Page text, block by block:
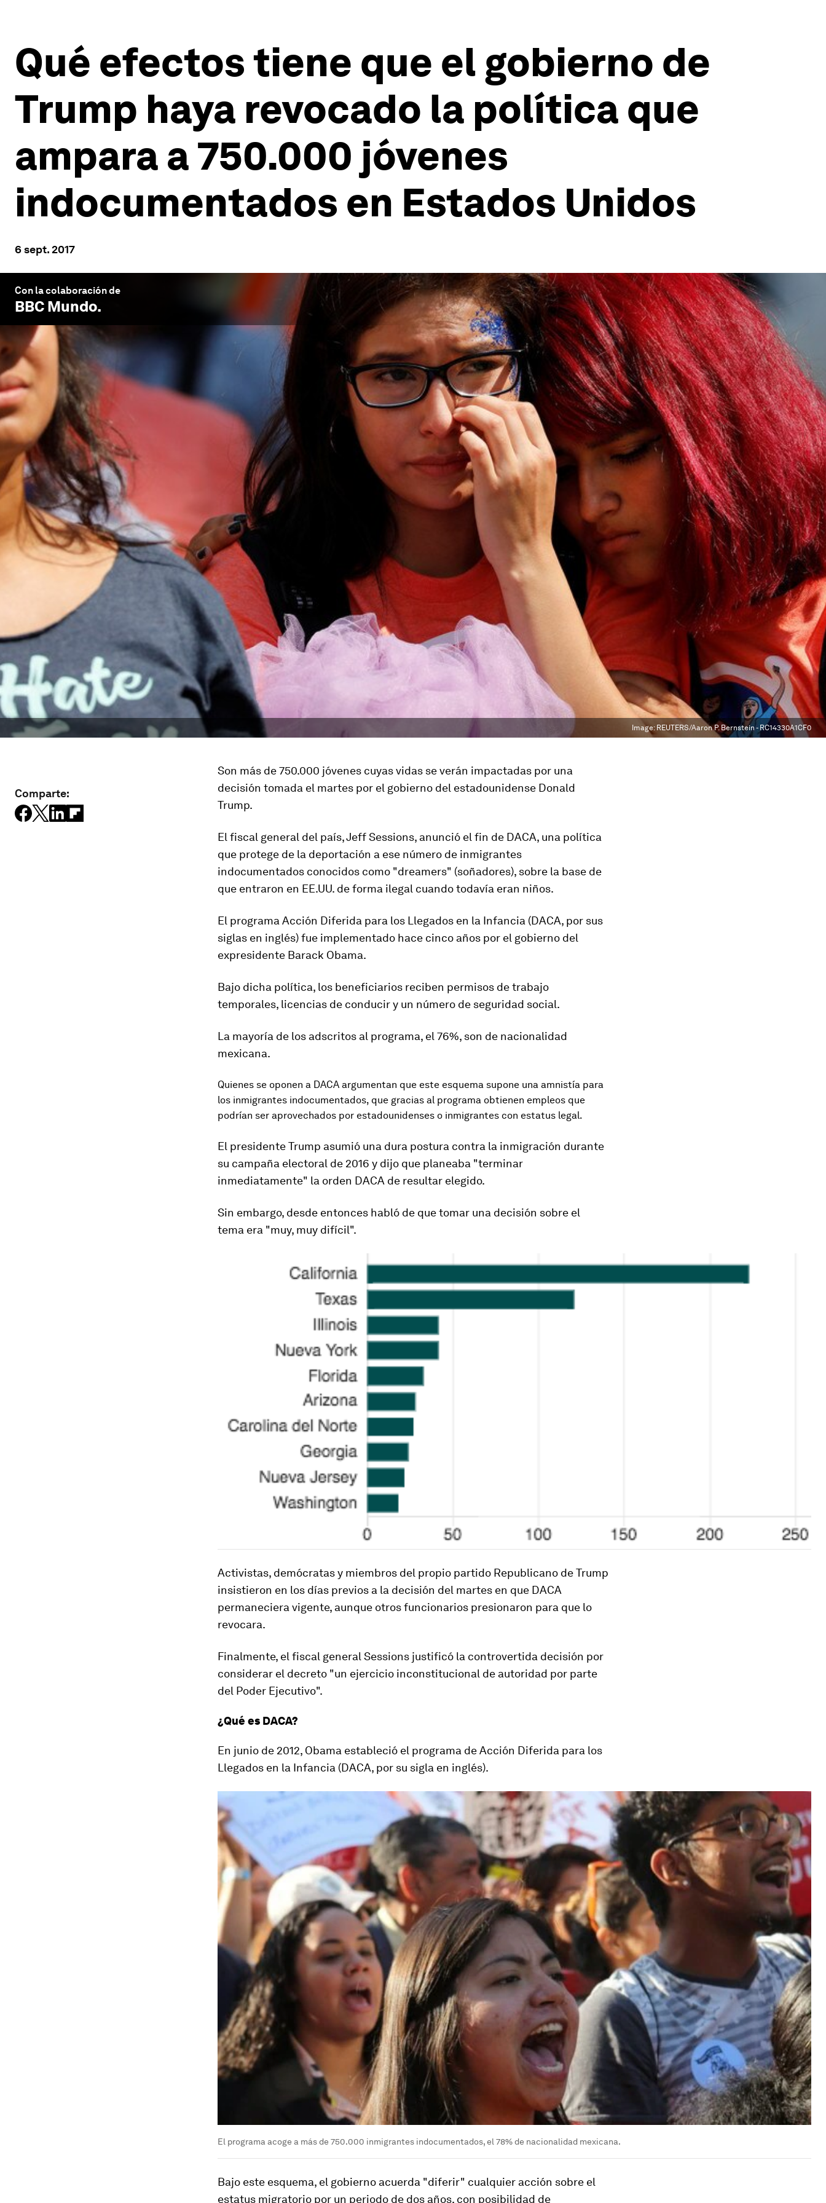
Qué efectos tiene que el gobierno de
Trump haya revocado la política que
ampara a 750.000 jóvenes
indocumentados en Estados Unidos
6 sept. 2017
Con la colaboración de
BBC Mundo.
Image: REUTERS/Aaron P. Bernstein - RC14330A1CF0
Comparte:
Son más de 750.000 jóvenes cuyas vidas se verán impactadas por una
decisión tomada el martes por el gobierno del estadounidense Donald
Trump.
El fiscal general del país, Jeff Sessions, anunció el fin de DACA, una política
que protege de la deportación a ese número de inmigrantes
indocumentados conocidos como "dreamers" (soñadores), sobre la base de
que entraron en EE.UU. de forma ilegal cuando todavía eran niños.
El programa Acción Diferida para los Llegados en la Infancia (DACA, por sus
siglas en inglés) fue implementado hace cinco años por el gobierno del
expresidente Barack Obama.
Bajo dicha política, los beneficiarios reciben permisos de trabajo
temporales, licencias de conducir y un número de seguridad social.
La mayoría de los adscritos al programa, el 76%, son de nacionalidad
mexicana.
Quienes se oponen a DACA argumentan que este esquema supone una amnistía para
los inmigrantes indocumentados, que gracias al programa obtienen empleos que
podrían ser aprovechados por estadounidenses o inmigrantes con estatus legal.
El presidente Trump asumió una dura postura contra la inmigración durante
su campaña electoral de 2016 y dijo que planeaba "terminar
inmediatamente" la orden DACA de resultar elegido.
Sin embargo, desde entonces habló de que tomar una decisión sobre el
tema era "muy, muy difícil".
Activistas, demócratas y miembros del propio partido Republicano de Trump
insistieron en los días previos a la decisión del martes en que DACA
permaneciera vigente, aunque otros funcionarios presionaron para que lo
revocara.
Finalmente, el fiscal general Sessions justificó la controvertida decisión por
considerar el decreto "un ejercicio inconstitucional de autoridad por parte
del Poder Ejecutivo".
¿Qué es DACA?
En junio de 2012, Obama estableció el programa deAcción Diferida para los
Llegados en la Infancia (DACA, por su sigla en inglés).
El programa acoge a más de 750.000 inmigrantes indocumentados, el 78% de nacionalidad mexicana.
Bajo este esquema, el gobierno acuerda "diferir" cualquier acción sobre el
estatus migratorio por un periodo de dos años, con posibilidad de